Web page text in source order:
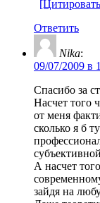
Ответить
Nika:
09/07/2009 в
Спасибо за
Насчет того
от меня
сколько я б
А насчет
зайдя на